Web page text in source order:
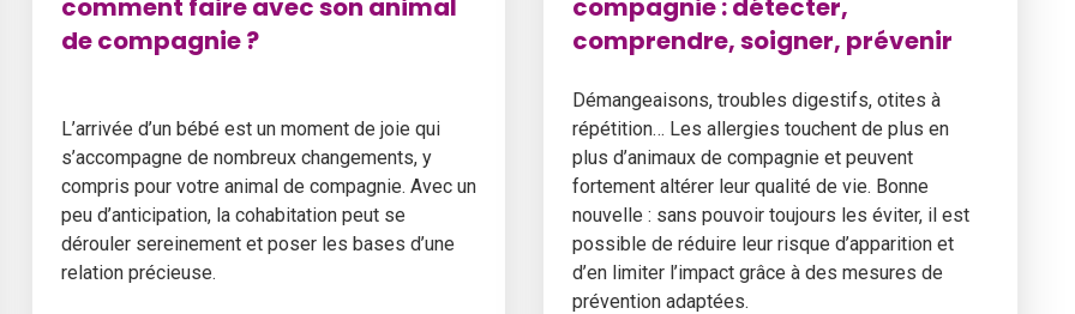
comment faire avec son animal
de compagnie ?
L’arrivée d’un bébé est un moment de joie qui
s’accompagne de nombreux changements, y
compris pour votre animal de compagnie. Avec un
peu d’anticipation, la cohabitation peut se
dérouler sereinement et poser les bases d’une
relation précieuse.
compagnie : détecter,
comprendre, soigner, prévenir
Démangeaisons, troubles digestifs, otites à
répétition… Les allergies touchent de plus en
plus d’animaux de compagnie et peuvent
fortement altérer leur qualité de vie. Bonne
nouvelle : sans pouvoir toujours les éviter, il est
possible de réduire leur risque d’apparition et
d’en limiter l’impact grâce à des mesures de
prévention adaptées.